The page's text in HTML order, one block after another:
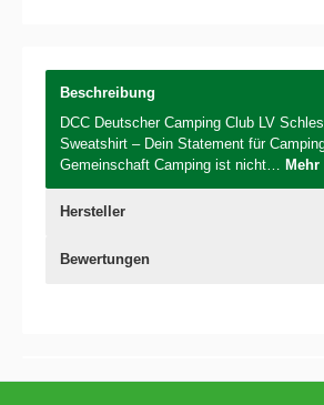
Beschreibung
DCC Deutscher Camping Club LV
Sweatshirt – Dein Statement für
Gemeinschaft Camping ist nicht… Mehr
Hersteller
Bewertungen